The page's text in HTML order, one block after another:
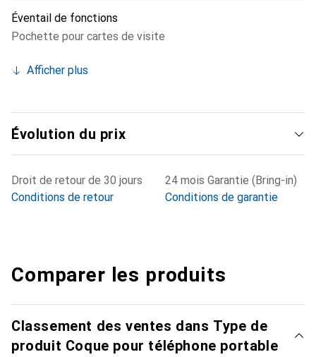
Éventail de fonctions
Pochette pour cartes de visite
Afficher plus
Évolution du prix
Droit de retour de 30 jours
Conditions de retour
24 mois Garantie (Bring-in)
Conditions de garantie
Comparer les produits
Classement des ventes dans Type de
produit Coque pour téléphone portable